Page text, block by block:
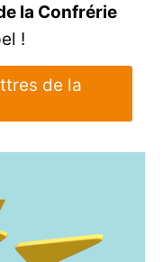
la Confrérie
!
de la